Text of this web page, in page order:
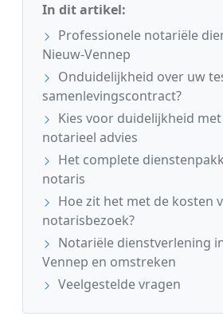
In dit artikel:
Professionele notariële
Nieuw-Vennep
Onduidelijkheid over uw
samenlevingscontract?
Kies voor duidelijkheid
notarieel advies
Het complete
notaris
Hoe zit het met de kosten
notarisbezoek?
Notariële dienstverlening
Vennep en omstreken
Veelgestelde vragen